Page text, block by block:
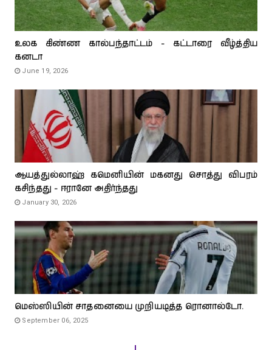
உலக கிண்ண கால்பந்தாட்டம் - கட்டாரை வீழ்த்திய
கனடா
June 19, 2026
ஆயத்துல்லாஹ் கமெனியின் மகனது சொத்து விபரம்
கசிந்தது - ஈரானே அதிர்ந்தது
January 30, 2026
மெஸ்ஸியின் சாதனையை முறியடித்த ரொனால்டோ.
September 06, 2025